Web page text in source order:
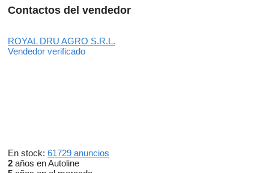
Contactos del vendedor
ROYAL DRU AGRO S.R.L.
Vendedor verificado
En stock: 61729 anuncios
2 años en Autoline